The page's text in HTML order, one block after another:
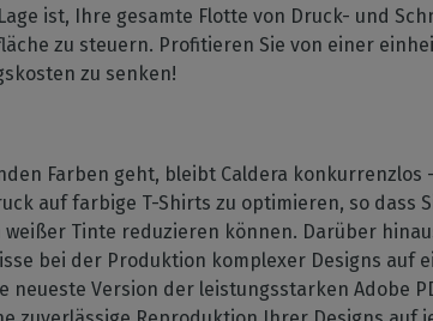
ist, Ihre gesamte Flotte von Druck- und
zu steuern. Profitieren Sie von einer
zu senken!
Farben geht, bleibt Caldera konkurrenzlos
auf farbige T-Shirts zu optimieren, so dass
Tinte reduzieren können. Darüber
bei der Produktion komplexer Designs auf
neueste Version der leistungsstarken Adobe